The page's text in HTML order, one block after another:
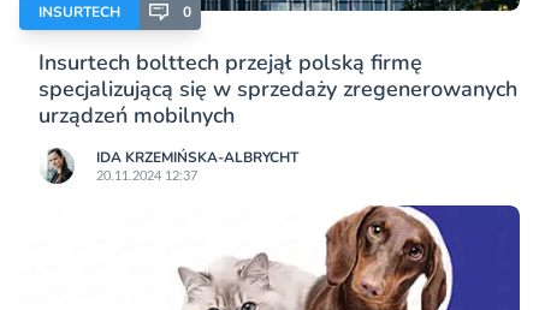
INSURTECH 0
Insurtech bolttech przejął polską firmę
specjalizującą się w sprzedaży zregenerowanych
urządzeń mobilnych
IDA KRZEMIŃSKA-ALBRYCHT
20.11.2024 12:37